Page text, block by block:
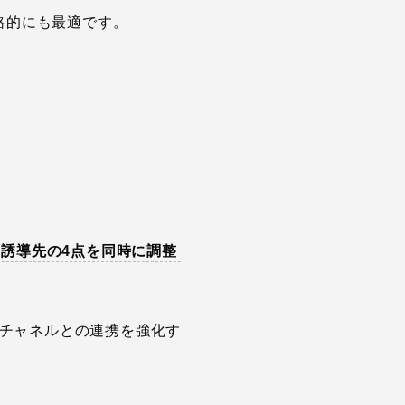
にも最適です。
導先の4点を同時に調整
ャネルとの連携を強化す